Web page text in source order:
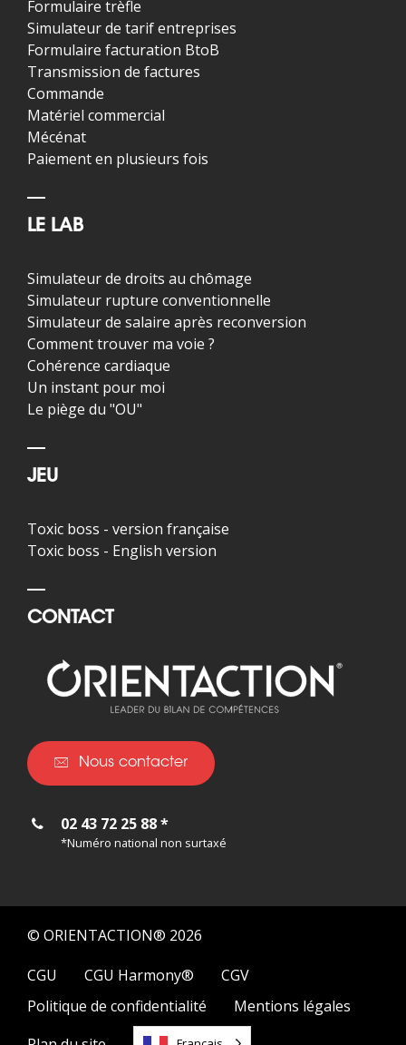
Formulaire trèfle
Simulateur de tarif entreprises
Formulaire facturation BtoB
Transmission de factures
Commande
Matériel commercial
Mécénat
Paiement en plusieurs fois
LE LAB
Simulateur de droits au chômage
Simulateur rupture conventionnelle
Simulateur de salaire après reconversion
Comment trouver ma voie ?
Cohérence cardiaque
Un instant pour moi
Le piège du "OU"
JEU
Toxic boss - version française
Toxic boss - English version
CONTACT
Nous contacter
02 43 72 25 88 *
*Numéro national non surtaxé
© ORIENTACTION® 2026
CGU
CGU Harmony®
CGV
Politique de confidentialité
Mentions légales